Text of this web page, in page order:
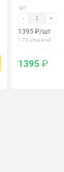
шт
- +
1395₽/шт
1.72 штук в м2
1395₽